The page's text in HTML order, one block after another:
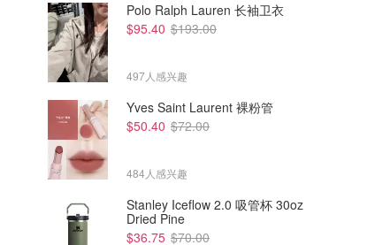
Vintage 花卉帆布手提包 大容
$382.00
L包
Polo Ralph Lauren 长袖卫衣
$95.40 $193.00
497人感兴趣
Yves Saint Laurent 裸粉管
$50.40 $72.00
484人感兴趣
Stanley Iceflow 2.0 吸管杯 30oz
Dried Pine
$36.75 $70.00